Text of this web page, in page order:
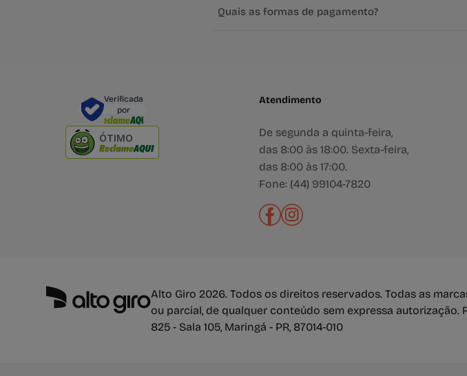
Quais as formas de pagamento?
Verificada
por
ÓTIMO
Atendimento
De segunda a quinta-feira,
das 8:00 às 18:00. Sexta-feira,
das 8:00 às 17:00.
Fone: (44) 99104-7820
Alto Giro 2026. Todos os direitos reservados. Todas as
ou parcial, de qualquer conteúdo sem expressa autorização.
825 - Sala 105, Maringá - PR, 87014-010